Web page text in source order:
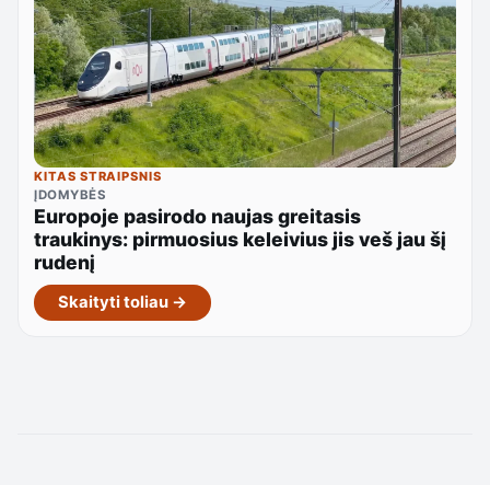
KITAS STRAIPSNIS
ĮDOMYBĖS
Europoje pasirodo naujas greitasis
traukinys: pirmuosius keleivius jis veš jau šį
rudenį
Skaityti toliau →